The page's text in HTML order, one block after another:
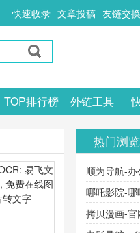
快速收录 文章投稿 友链交换
TOP排行榜 外链工具
热门浏览
顺为导航-
具导航
哪吒影院-哪
供最新、最
拷贝漫画-官